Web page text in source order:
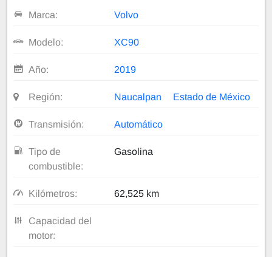
Marca: Volvo
Modelo: XC90
Año: 2019
Región: Naucalpan Estado de México
Transmisión: Automático
Tipo de
combustible:
Gasolina
Kilómetros: 62,525 km
Capacidad del
motor: